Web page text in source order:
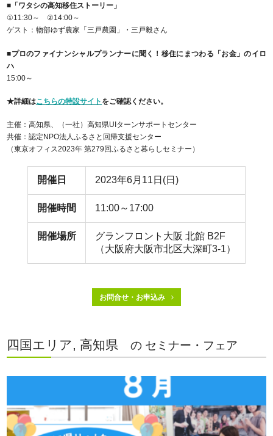
■「ワタシの高知移住ストーリー」
①11:30～ ②14:00～
ゲスト：物部ゆず農家「三戸農園」・三戸毅さん
■プロのファイナンシャルプランナーに聞く！移住にまつわる「お金」のイロ
ハ
15:00～
★詳細はこちらの特設サイト をご確認ください。
主催：高知県、（一社）高知県UIターンサポートセンター
共催：認定NPO法人ふるさと回帰支援センター
（東京オフィス2023年 第279回ふるさと暮らしセミナー）
開催日 2023年6月11日(日)
開催時間 11:00～17:00
開催場所
グランフロント大阪 北館 B2F
（大阪府大阪市北区大深町3-1）
お問合せ・お申込み
四国エリア, 高知県 の セミナー・フェア